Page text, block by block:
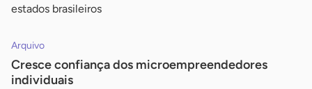
estados brasileiros
Arquivo
Cresce confiança dos microempreendedores
individuais